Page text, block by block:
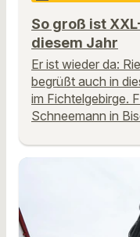
So groß ist
diesem Jahr
Er ist wieder da:
begrüßt auch in
im Fichtelgebirge.
Schneemann in